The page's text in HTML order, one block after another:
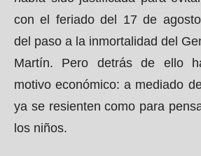
con el feriado del 17 de
del paso a la inmortalidad del
Martín. Pero detrás de ello
motivo económico: a mediado
ya se resienten como para
los niños.